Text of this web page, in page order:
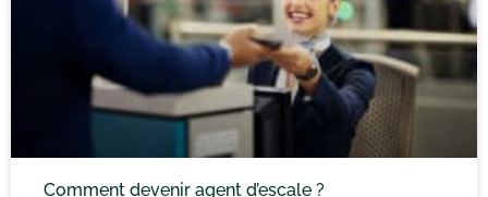
Comment devenir agent d’escale ?